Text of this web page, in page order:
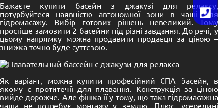
Бажаєте купити басейн з джакузі для релаксу,
потурбуйтеся наявністю автономної зони в чаші для
гідромасажу. Вибір готових рішень невеликий. Тому
простіше замовити 2 басейни під різні завдання. До речі, у
цьому напрямку можна продавити продавця за ціною –
знижка точно буде суттєвою.
Як варіант, можна купити професійний СПА басейн, в
якому є протитечії для плавання. Конструкція за ціною
вийде дорожче. Але фішка її у тому, що така гідромасажна
чаша не потребує монтажу у землю. Плюс, усередині